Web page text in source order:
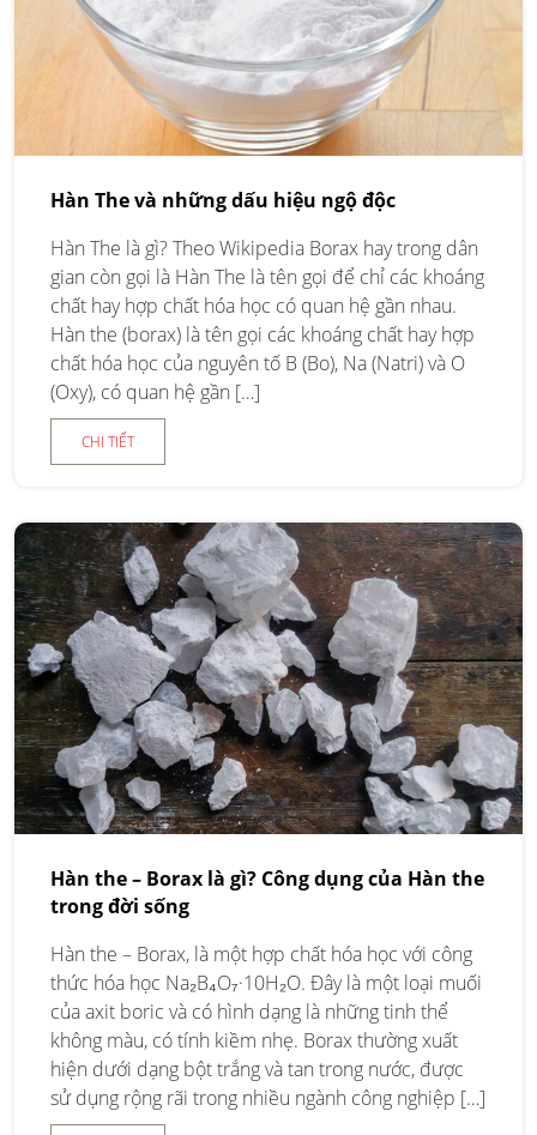
Hàn The và những dấu hiệu ngộ độc
Hàn The là gì? Theo Wikipedia Borax hay trong dân
gian còn gọi là Hàn The là tên gọi để chỉ các khoáng
chất hay hợp chất hóa học có quan hệ gần nhau.
Hàn the (borax) là tên gọi các khoáng chất hay hợp
chất hóa học của nguyên tố B (Bo), Na (Natri) và O
(Oxy), có quan hệ gần […]
CHI TIẾT
Hàn the – Borax là gì? Công dụng của Hàn the
trong đời sống
Hàn the – Borax, là một hợp chất hóa học với công
thức hóa học Na₂B₄O₇·10H₂O. Đây là một loại muối
của axit boric và có hình dạng là những tinh thể
không màu, có tính kiềm nhẹ. Borax thường xuất
hiện dưới dạng bột trắng và tan trong nước, được
sử dụng rộng rãi trong nhiều ngành công nghiệp […]